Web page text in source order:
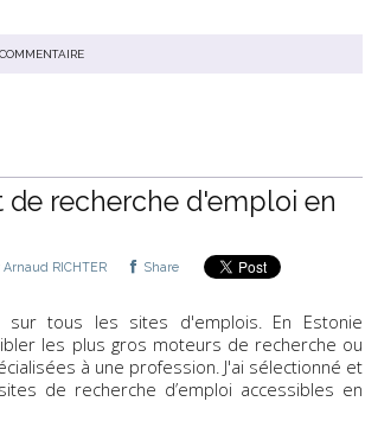
COMMENTAIRE
de recherche d'emploi en
Arnaud RICHTER Share
sur tous les sites d'emplois. En Estonie
les plus gros moteurs de recherche ou
à une profession. J'ai sélectionné et
de recherche d’emploi accessibles en